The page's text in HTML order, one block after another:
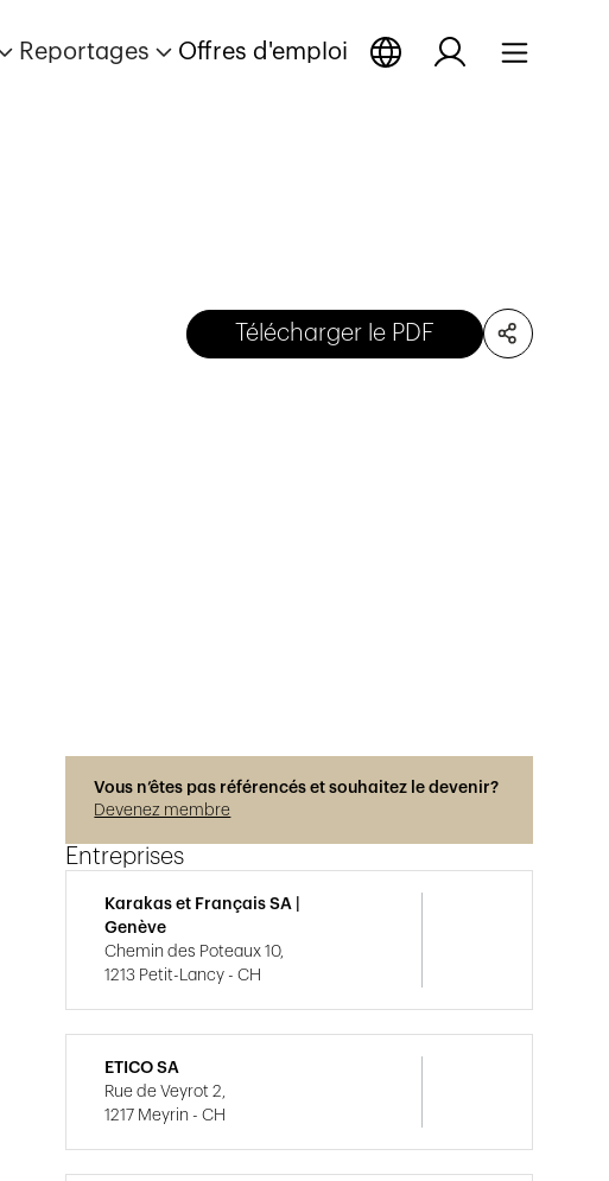
Reportages Offres d'emploi
Télécharger le PDF
Vous n’êtes pas référencés et souhaitez le devenir?
Devenez membre
Entreprises
Karakas et Français SA |
Genève
Chemin des Poteaux 10,
1213 Petit-Lancy - CH
ETICO SA
Rue de Veyrot 2,
1217 Meyrin - CH